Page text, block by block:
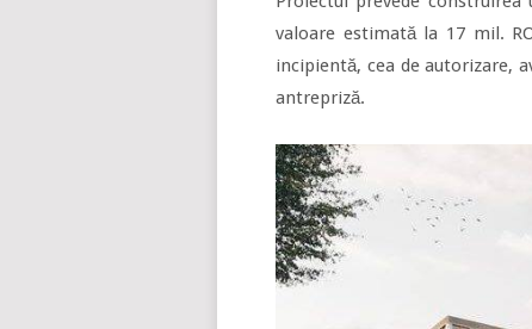
valoare estimată la 17 mil.
incipientă, cea de autorizare,
antrepriză.